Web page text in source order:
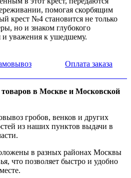
помогая скорбящим
крест №4 становится не только
но и знаком глубокого
и уважения к ушедшему.
Оплата заказа
в Москве и Московской
гробов, венков и других
из наших пунктов выдачи в
в разных районах Москвы
что позволяет быстро и удобно